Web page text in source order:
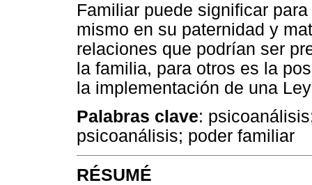
Familiar puede significar
mismo en su paternidad y
relaciones que podrían ser
la familia, para otros es la
la implementación de una
Palabras clave:
psicoanálisis; poder familiar
RÉSUMÉ